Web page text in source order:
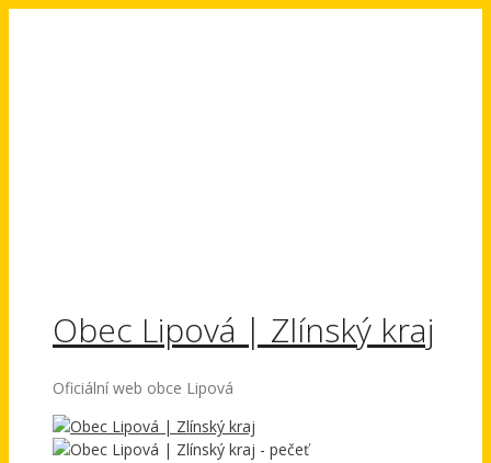
Obec Lipová | Zlínský kraj
Oficiální web obce Lipová